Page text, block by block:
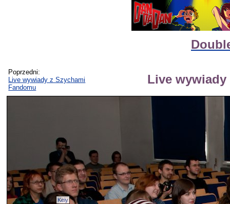
Poprzedni:
Live wywiady z Szychami
Fandomu
Live wywiady
Keiy